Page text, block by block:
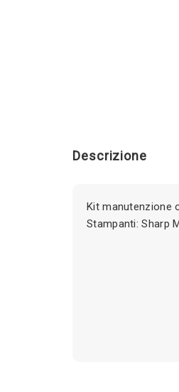
Descrizione
Kit manutenzione
Stampanti: Sharp